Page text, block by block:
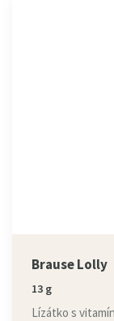
Brause Lolly
13 g
Lízátko s